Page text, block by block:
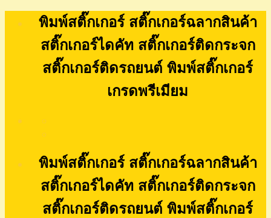
พิมพ์สติ๊กเกอร์ สติ๊กเกอร์ฉลากสินค้า
สติ๊กเกอร์ไดคัท สติ๊กเกอร์ติดกระจก
สติ๊กเกอร์ติดรถยนต์ พิมพ์สติ๊กเกอร์
เกรดพรีเมียม
พิมพ์สติ๊กเกอร์ สติ๊กเกอร์ฉลากสินค้า
สติ๊กเกอร์ไดคัท สติ๊กเกอร์ติดกระจก
สติ๊กเกอร์ติดรถยนต์ พิมพ์สติ๊กเกอร์